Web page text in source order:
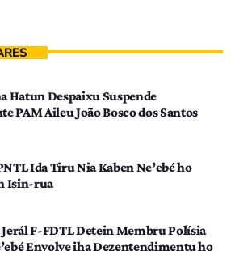
Hatun Despaixu Suspende
PAM Aileu João Bosco dos Santos
Ida Tiru Nia Kaben Ne’ebé ho
Isin-rua
F-FDTL Detein Membru Polísia
Envolve iha Dezentendimentu ho